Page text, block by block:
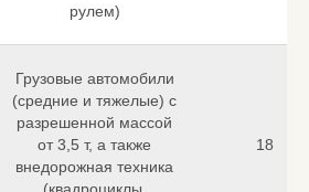
рулем)
Грузовые автомобили
(средние и тяжелые) с
разрешенной массой
от 3,5 т, а также
внедорожная техника
18